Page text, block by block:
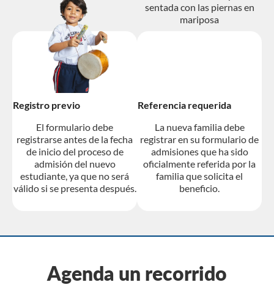
Registro previo
El formulario debe
registrarse antes de la fecha
de inicio del proceso de
admisión del nuevo
estudiante, ya que no será
válido si se presenta después.
Referencia requerida
La nueva familia debe
registrar en su formulario de
admisiones que ha sido
oficialmente referida por la
familia que solicita el
beneficio.
Agenda un recorrido